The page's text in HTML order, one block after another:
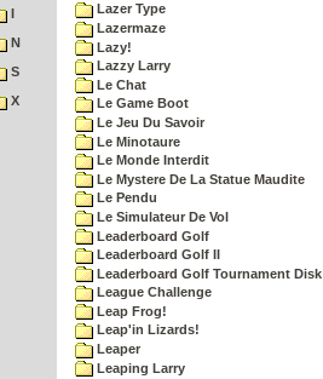
I
N
S
X
Lazer Type
Lazermaze
Lazy!
Lazzy Larry
Le Chat
Le Game Boot
Le Jeu Du Savoir
Le Minotaure
Le Monde Interdit
Le Mystere De La Statue Maudite
Le Pendu
Le Simulateur De Vol
Leaderboard Golf
Leaderboard Golf II
Leaderboard Golf Tournament Disk
League Challenge
Leap Frog!
Leap'in Lizards!
Leaper
Leaping Larry